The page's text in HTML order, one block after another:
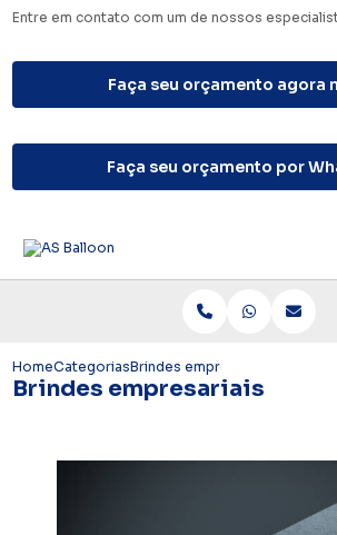
Entre em contato com um de nossos
Faça seu orçamento agora
Faça seu orçamento por
HomeCategoriasBrindes empresariais
Brindes empresariais